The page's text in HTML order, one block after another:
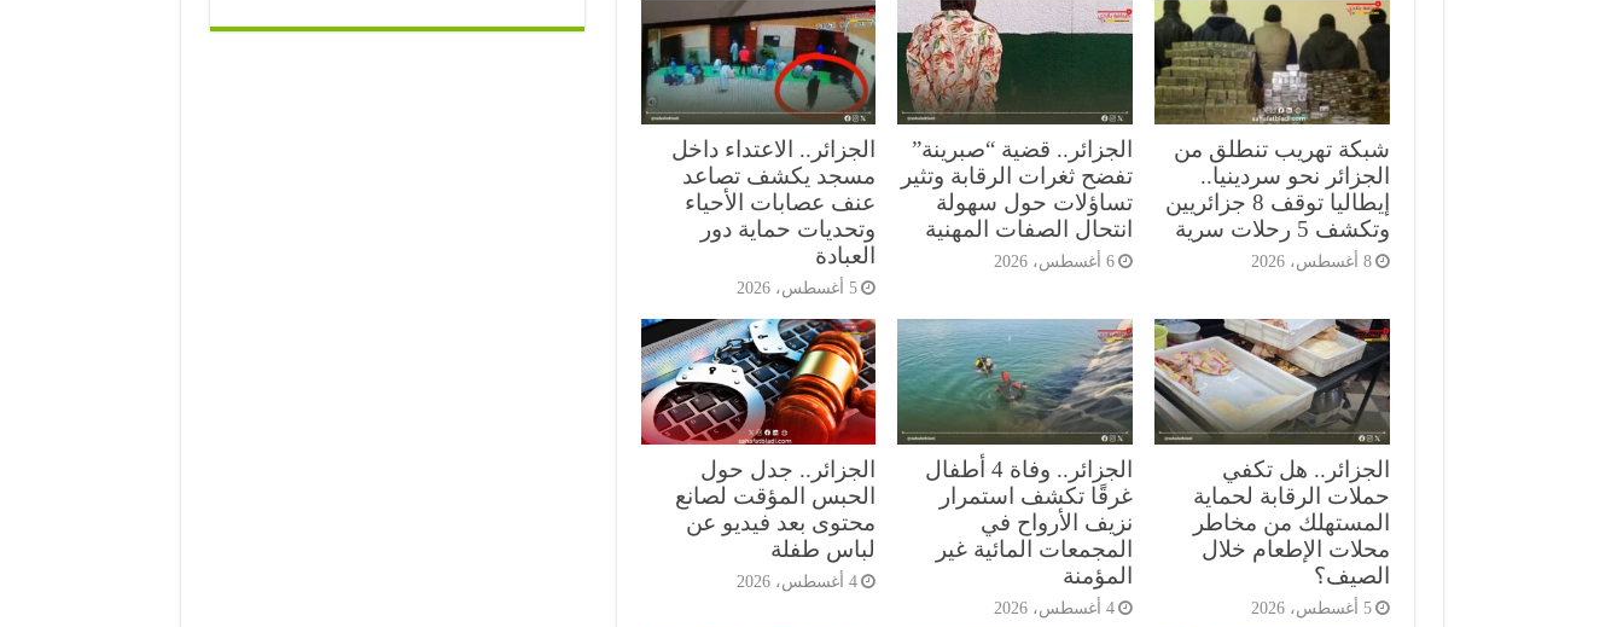
شبكة تهريب تنطلق من
الجزائر نحو سردينيا..
إيطاليا توقف 8 جزائريين
وتكشف 5 رحلات سرية
8 أغسطس، 2026
الجزائر.. قضية “صبرينة”
تفضح ثغرات الرقابة وتثير
تساؤلات حول سهولة
انتحال الصفات المهنية
6 أغسطس، 2026
الجزائر.. الاعتداء داخل
مسجد يكشف تصاعد
عنف عصابات الأحياء
وتحديات حماية دور
العبادة
5 أغسطس، 2026
الجزائر.. هل تكفي
حملات الرقابة لحماية
المستهلك من مخاطر
محلات الإطعام خلال
الصيف؟
5 أغسطس، 2026
الجزائر.. وفاة 4 أطفال
غرقًا تكشف استمرار
نزيف الأرواح في
المجمعات المائية غير
المؤمنة
4 أغسطس، 2026
الجزائر.. جدل حول
الحبس المؤقت لصانع
محتوى بعد فيديو عن
لباس طفلة
4 أغسطس، 2026